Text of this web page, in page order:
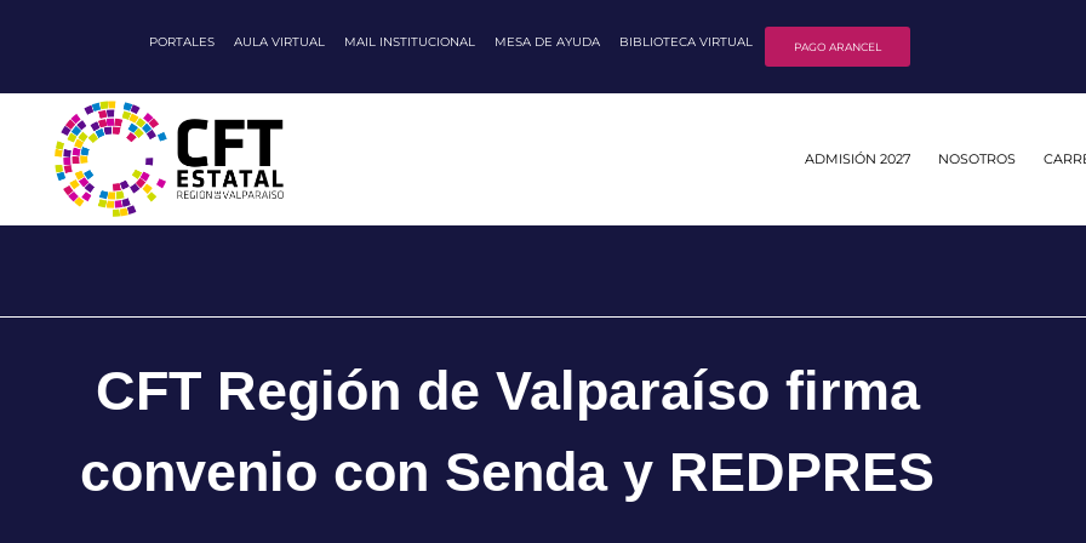
PORTALES AULA VIRTUAL MAIL INSTITUCIONAL MESA DE AYUDA BIBLIOTECA VIRTUAL PAGO ARANCEL
ADMISIÓN 2027 NOSOTROS
CFT Región de Valparaíso firma
convenio con Senda y REDPRES